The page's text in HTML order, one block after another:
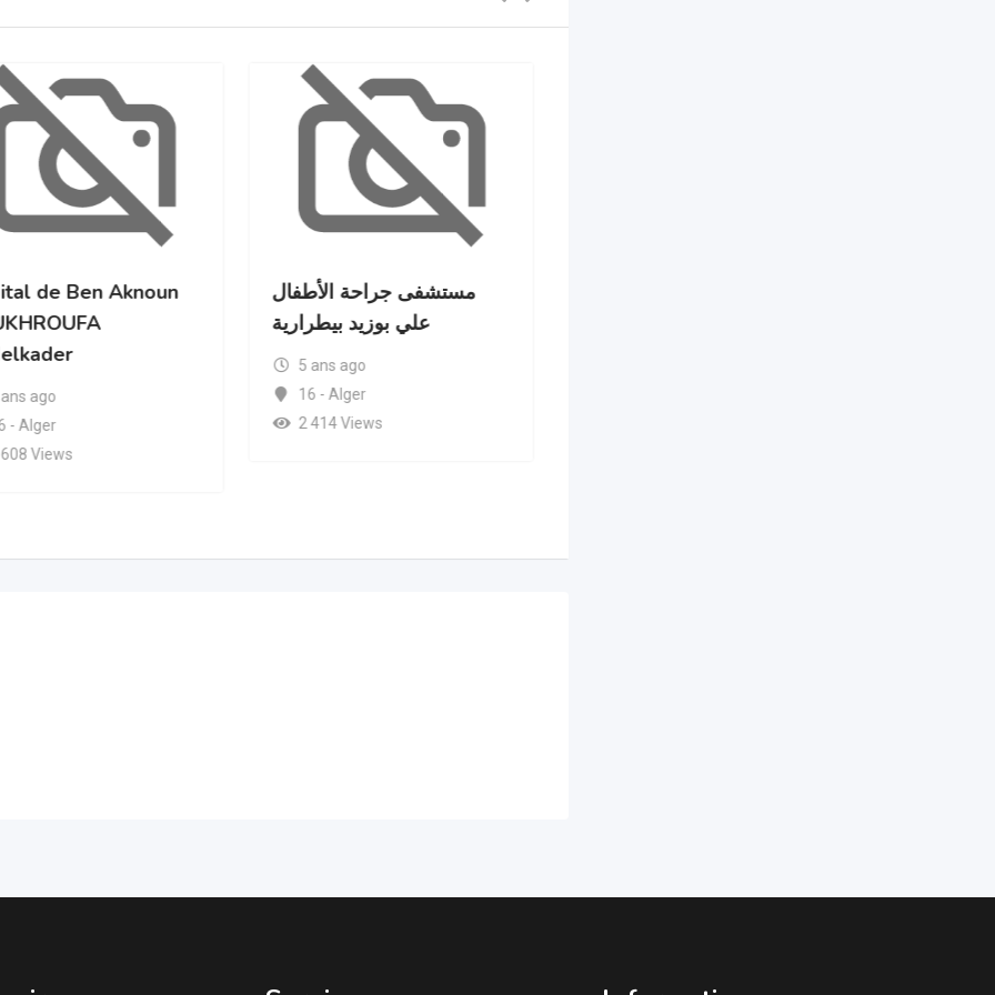
de Ben Aknoun
ago
- Alger
Views
مستشفى جراحة الأطفال
علي بوزيد بيطرارية
5 ans ago
16 - Alger
2 414 Views